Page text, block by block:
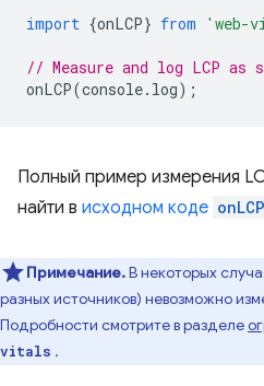
import {onLCP} from 'web-
// Measure and log LCP
onLCP(console. log);
Полный пример измерения
найти в исходном коде
Примечание.В некоторых
разных источников) невозможно
Подробности смотрите в разделе
vitals .